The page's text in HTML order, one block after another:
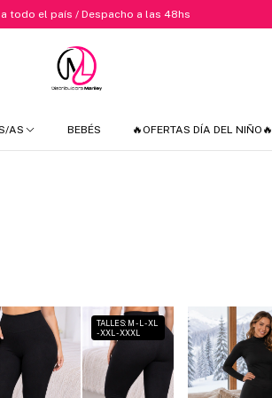
a todo el país / Despacho a las 48hs
AS BEBÉS 🔥OFERTAS DÍA DEL NIÑO🔥
TALLES: M - L - XL
- XXL - XXXL